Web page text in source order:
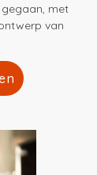
gegaan, met
van